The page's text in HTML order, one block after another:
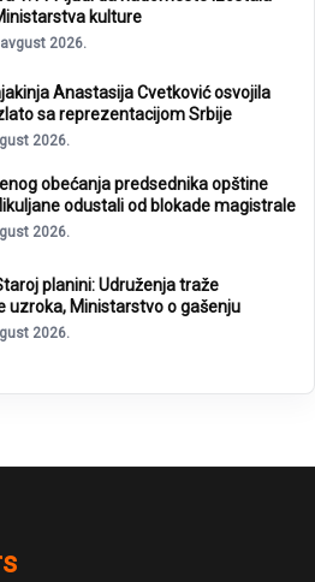
kulture
2026.
Anastasija Cvetković osvojila
sa reprezentacijom Srbije
2026.
obećanja predsednika opštine
odustali od blokade magistrale
2026.
planini: Udruženja traže
uzroka, Ministarstvo o gašenju
2026.